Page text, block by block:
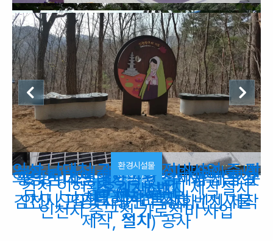
환경시설물
안산 신길역사공원 특성화 (전시물
제작, 설치) 공사
석공사 환경시설물
인천시 중구청 가로정비 사업
환경시설물
무흘구곡 내 젖소벤치 제작설치 _ 디
자인그린
조각, 부조 환경시설물
용평리조트 내 조형분수 제작 설치
환경시설물
김천시 관광특화거리 석재 벤치 제작
설치
환경시설물
의성 남대천 고향의강 정비사업 중 장
승 제작설치
환경시설물
황악산 사명대사공원 석제품 제작설
치 _ 디자인그린
환경시설물
의성 남대천 공향의강 정비사업 중 솟
대 제작 설치
환경시설물
의성 남대천 공향의강 정비사업 중 벅
수 제작설치
환경시설물
김천 인현왕후길 내 벤치 제작설치